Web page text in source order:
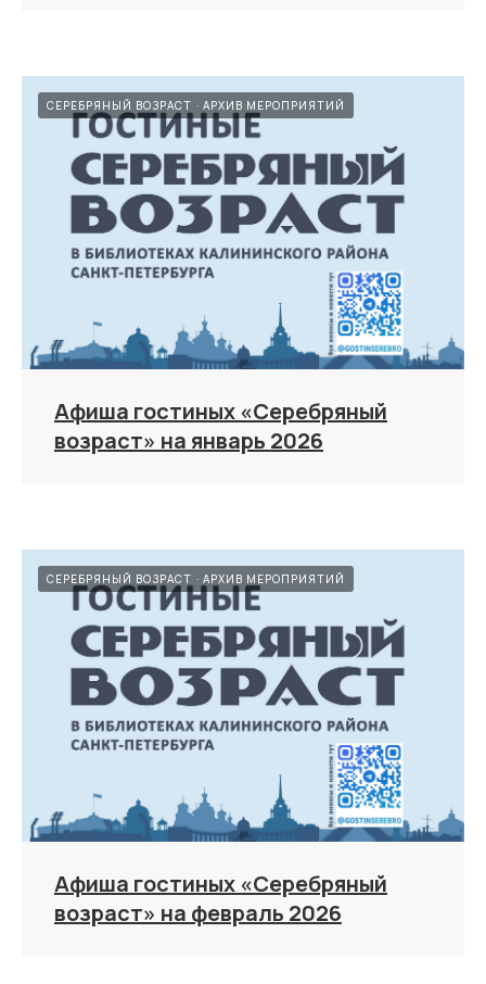
СЕРЕБРЯНЫЙ ВОЗРАСТ АРХИВ МЕРОПРИЯТИЙ
Афиша гостиных «Серебряный
возраст» на январь 2026
СЕРЕБРЯНЫЙ ВОЗРАСТ АРХИВ МЕРОПРИЯТИЙ
Афиша гостиных «Серебряный
возраст» на февраль 2026